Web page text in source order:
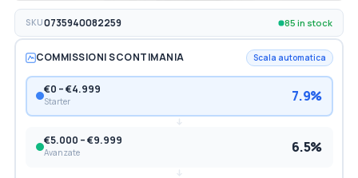
SKU0735940082259 85 in stock
COMMISSIONI SCONTIMANIA Scala automatica
€0 – €4.999
Starter 7.9%
€5.000 – €9.999
Avanzate 6.5%